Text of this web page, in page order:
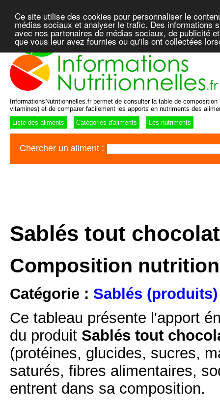
Ce site utilise des cookies pour personnaliser le
médias sociaux et analyser le trafic. Des informations
avec nos partenaires de médias sociaux, de publicité
que vous leur avez fournies ou qu'ils ont collectées
InformationsNutritionnelles.fr permet de consulter la table de
vitamines) et de comparer facilement les apports en nutriments des
Liste des aliments
Catégories d'aliments Les nutriments
Chercher un aliment :
Sablés tout
Composition
Catégorie : Sablés (produits)
Ce tableau présente l'apport
du produit Sablés tout
(protéines, glucides, sucres,
saturés, fibres alimentaires,
entrent dans sa composition.